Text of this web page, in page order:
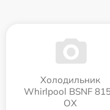
Холодильник
Whirlpool BSNF
OX